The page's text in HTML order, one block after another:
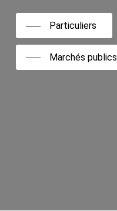
Particuliers
Marchés publics